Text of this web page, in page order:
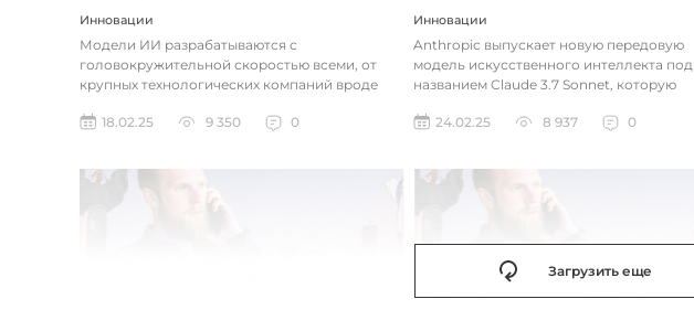
Инновации
Модели ИИ разрабатываются с
головокружительной скоростью всеми, от
крупных технологических компаний вроде
Anthropic...
18.02.25 9 350 0
Инновации
Anthropic выпускает новую передовую
модель искусственного интеллекта под
названием Claude 3.7 Sonnet, которую
24.02.25
8 937 0
Загрузить еще